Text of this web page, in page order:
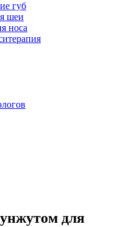
губ
шеи
носа
для